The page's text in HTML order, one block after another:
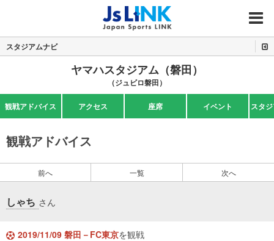
MENU
スタジアムナビ
ヤマハスタジアム（磐田）
（ジュビロ磐田）
観戦アドバイス アクセス 座席 イベント スタ
観戦アドバイス
前へ 一覧 次へ
しゃち さん
2019/11/09 磐田－FC東京を観戦